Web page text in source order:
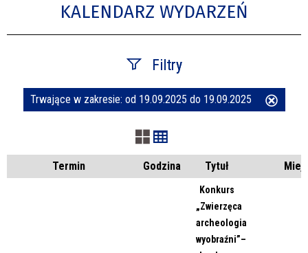
KALENDARZ WYDARZEŃ
Filtry
Szukana fraza
Kategoria
Trwające w zakresie: od 19.09.2025 do 19.09.2025
Termin Godzina Tytuł
Konkurs
„Zwierzęca
archeologia
wyobraźni”–